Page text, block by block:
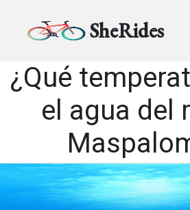
SheRides
¿Qué
el agua del